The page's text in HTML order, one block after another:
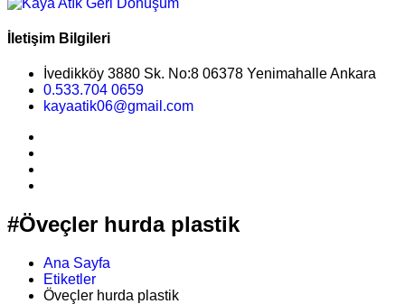
İletişim Bilgileri
İvedikköy 3880 Sk. No:8 06378 Yenimahalle Ankara
0.533.704 0659
kayaatik06@gmail.com
#Öveçler hurda plastik
Ana Sayfa
Etiketler
Öveçler hurda plastik